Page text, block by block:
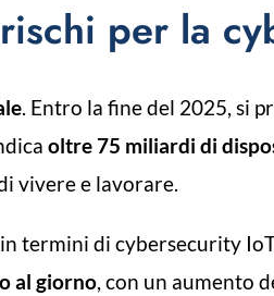
per la
. Entro la fine del 2025, si
oltre 75 miliardi di
vivere e lavorare.
in termini di cybersecurity
al giorno, con un aumento